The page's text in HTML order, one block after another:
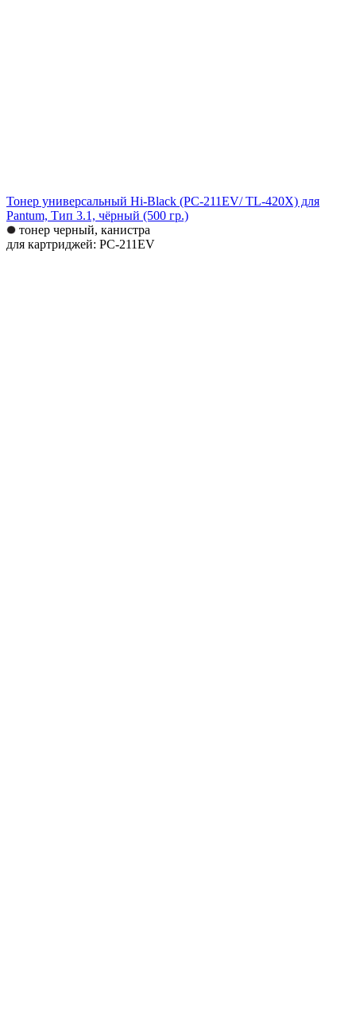
Тонер универсальный Hi-Black (PC-211EV/ TL-420X) для
Pantum, Тип 3.1, чёрный (500 гр.)
тонер черный, канистра
для картриджей: PC-211EV